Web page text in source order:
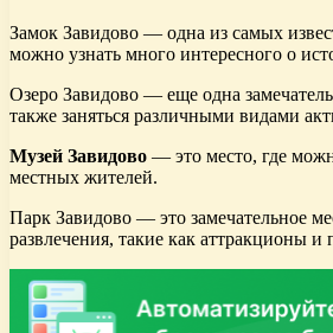
Замок Завидово — одна из самых
можно узнать много интересного о
Озеро Завидово — еще одна
также заняться различными видами
Музей Завидово — это место, где
местных жителей.
Парк Завидово — это замечательное
развлечения, такие как аттракционы